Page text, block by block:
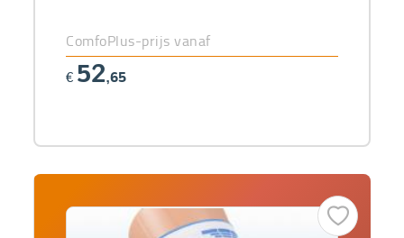
ComfoPlus-prijs vanaf
€ 52,65